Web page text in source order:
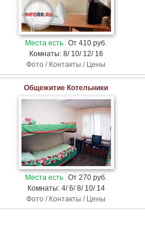
Места есть От 410 руб.
Комнаты: 8/ 10/ 12/ 16
Фото / Контакты / Цены
Общежитие Котельники
Места есть От 270 руб.
Комнаты: 4/ 6/ 8/ 10/ 14
Фото / Контакты / Цены